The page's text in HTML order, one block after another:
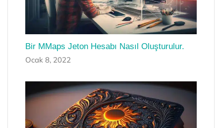
Bir MMaps Jeton Hesabı Nasıl Oluşturulur.
Ocak 8, 2022